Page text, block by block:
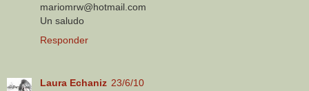
mariomrw@hotmail.com
Un saludo
Responder
Laura Echaniz 23/6/10